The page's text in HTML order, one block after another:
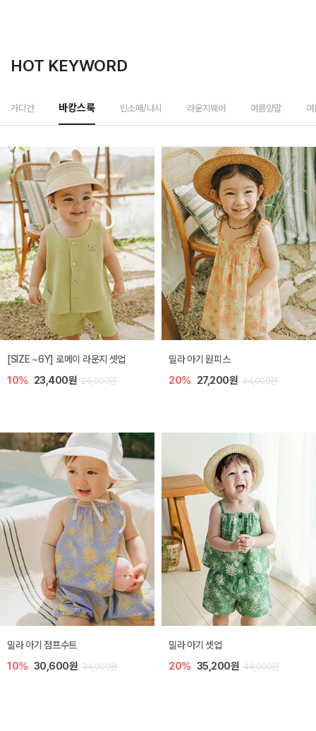
HOT KEYWORD
가디건 바캉스룩 민소매/나시 라운지웨어 여름양말
엘리오 아기 블라우스
20% 21,600원 27,000원
엘로디 니트 아기 뷔스티에
20% 21,600원 27,000원
토닉 아기 민소매 티셔츠
20% 11,200원 14,000원
베티 니트 아기 민소매 티셔츠
10% 24,300원 27,000원